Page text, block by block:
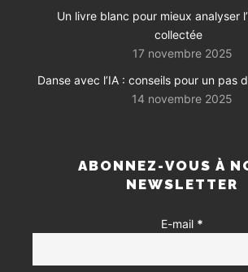
Un livre blanc pour mieux analyser
collectée
17 novembre 2025
Danse avec l’IA : conseils pour un pas
14 novembre 2025
ABONNEZ-VOUS À
NEWSLETTER
E-mail *